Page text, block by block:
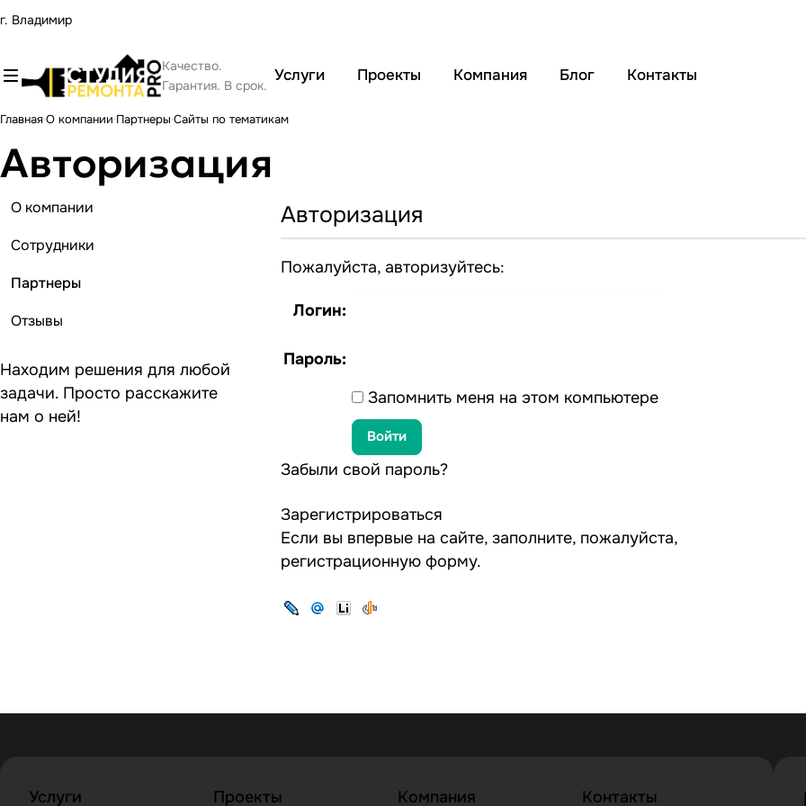
г. Владимир
Качество.
Гарантия. В срок.
Услуги Проекты Компания Блог Контакты
Главная О компании Партнеры Сайты по тематикам
Авторизация
Авторизация
Пожалуйста, авторизуйтесь:
Логин:
Пароль:
Запомнить меня на этом компьютере
Забыли свой пароль?
Зарегистрироваться
Если вы впервые на сайте, заполните, пожалуйста,
регистрационную форму.
О компании
Сотрудники
Партнеры
Отзывы
Находим решения для любой
задачи. Просто расскажите
нам о ней!
Услуги Проекты Компания Контакты